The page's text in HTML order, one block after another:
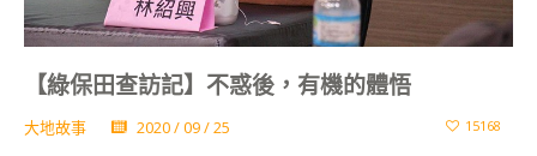
【綠保田查訪記】不惑後，有機的體悟
大地故事 2020 / 09 / 25 15168